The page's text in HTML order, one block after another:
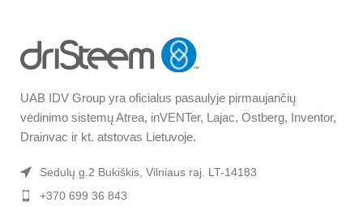
UAB IDV Group yra oficialus pasaulyje pirmaujančių
vėdinimo sistemų Atrea, inVENTer, Lajac, Ostberg, Inventor,
Drainvac ir kt. atstovas Lietuvoje.
Sedulų g.2 Bukiškis, Vilniaus raj. LT-14183
+370 699 36 843